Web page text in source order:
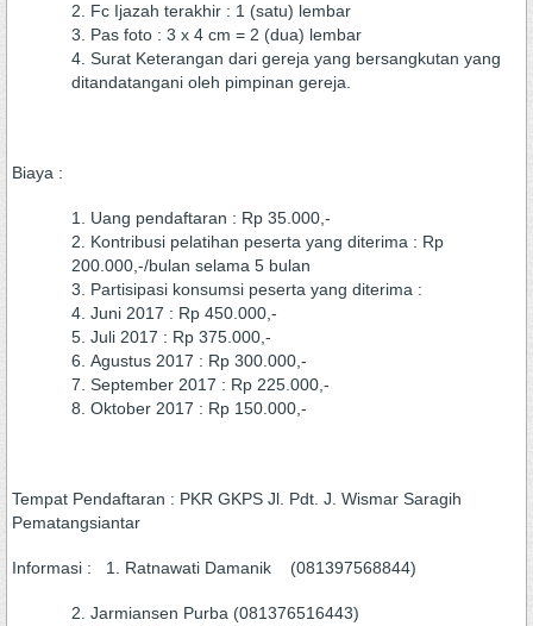
Fc Ijazah terakhir : 1 (satu) lembar
Pas foto : 3 x 4 cm = 2 (dua) lembar
Surat Keterangan dari gereja yang bersangkutan yang
ditandatangani oleh pimpinan gereja.
Biaya :
Uang pendaftaran : Rp 35.000,-
Kontribusi pelatihan peserta yang diterima : Rp
200.000,-/bulan selama 5 bulan
Partisipasi konsumsi peserta yang diterima :
Juni 2017 : Rp 450.000,-
Juli 2017 : Rp 375.000,-
Agustus 2017 : Rp 300.000,-
September 2017 : Rp 225.000,-
Oktober 2017 : Rp 150.000,-
Tempat Pendaftaran : PKR GKPS Jl. Pdt. J. Wismar Saragih
Pematangsiantar
Informasi : 1. Ratnawati Damanik (081397568844)
Jarmiansen Purba (081376516443)